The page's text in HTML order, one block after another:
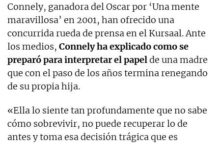
Connely, ganadora del Oscar por ‘Una mente
maravillosa’ en 2001, han ofrecido una
concurrida rueda de prensa en el Kursaal. Ante
los medios, Connely ha explicado como se
preparó para interpretar el papelde una madre
que con el paso de los años termina renegando
de su propia hija.
«Ella lo siente tan profundamente que no sabe
cómo sobrevivir, no puede recuperar lo de
antes y toma esa decisión trágica que es